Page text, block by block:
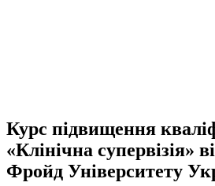
Курс підвищення
«Клінічна супервізія»
Фройд Університету